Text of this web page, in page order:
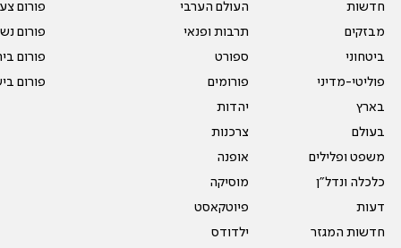
חדשות
מבזקים
ביטחוני
פוליטי-מדיני
בארץ
בעולם
משפט ופלילים
כלכלה ונדל"ן
דעות
חדשות המגזר
העולם הערבי
תרבות ופנאי
ספורט
פורומים
יהדות
צרכנות
אופנה
מוסיקה
פיוטקאסט
ילדודס
פורום
פורום
פורום
פורום